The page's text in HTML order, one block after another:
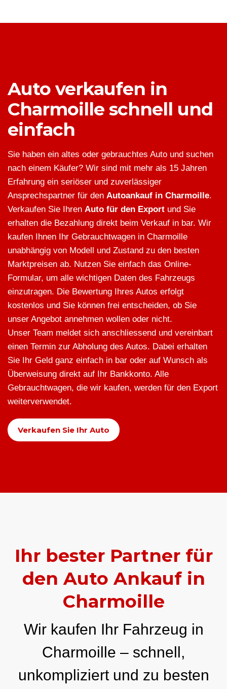
Auto verkaufen in
Charmoille schnell und
einfach
Sie haben ein altes oder gebrauchtes Auto und suchen
nach einem Käufer? Wir sind mit mehr als 15 Jahren
Erfahrung ein seriöser und zuverlässiger
Ansprechspartner für den Autoankauf in Charmoille.
Verkaufen Sie Ihren Auto für den Export und Sie
erhalten die Bezahlung direkt beim Verkauf in bar. Wir
kaufen Ihnen Ihr Gebrauchtwagen in Charmoille
unabhängig von Modell und Zustand zu den besten
Marktpreisen ab. Nutzen Sie einfach das Online-
Formular, um alle wichtigen Daten des Fahrzeugs
einzutragen. Die Bewertung Ihres Autos erfolgt
kostenlos und Sie können frei entscheiden, ob Sie
unser Angebot annehmen wollen oder nicht.
Unser Team meldet sich anschliessend und vereinbart
einen Termin zur Abholung des Autos. Dabei erhalten
Sie Ihr Geld ganz einfach in bar oder auf Wunsch als
Überweisung direkt auf Ihr Bankkonto. Alle
Gebrauchtwagen, die wir kaufen, werden für den Export
weiterverwendet.
Verkaufen Sie Ihr Auto
Ihr bester Partner für
den Auto Ankauf in
Charmoille
Wir kaufen Ihr Fahrzeug in
Charmoille – schnell,
unkompliziert und zu besten